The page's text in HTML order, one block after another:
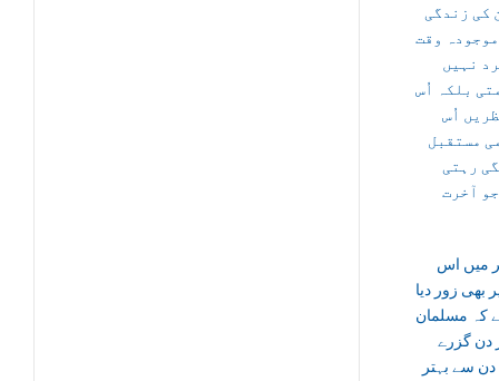
کی زندگی
وقت
نہیں
بلکہ اُس
اُس
مستقبل
رہتی
آخرت
میں اس
بھی زور دیا
کہ مسلمان
دن گزرے
دن سے بہتر